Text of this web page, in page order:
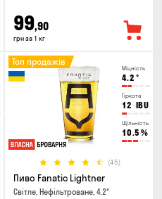
99,90
грн за 1 кг
Міцність
4.2 °
Гіркота
12 IBU
Щільність
10.5 %
(45)
Топ продажів
Пиво Fanatic Lightner
Світле, Нефільтроване, 4.2°